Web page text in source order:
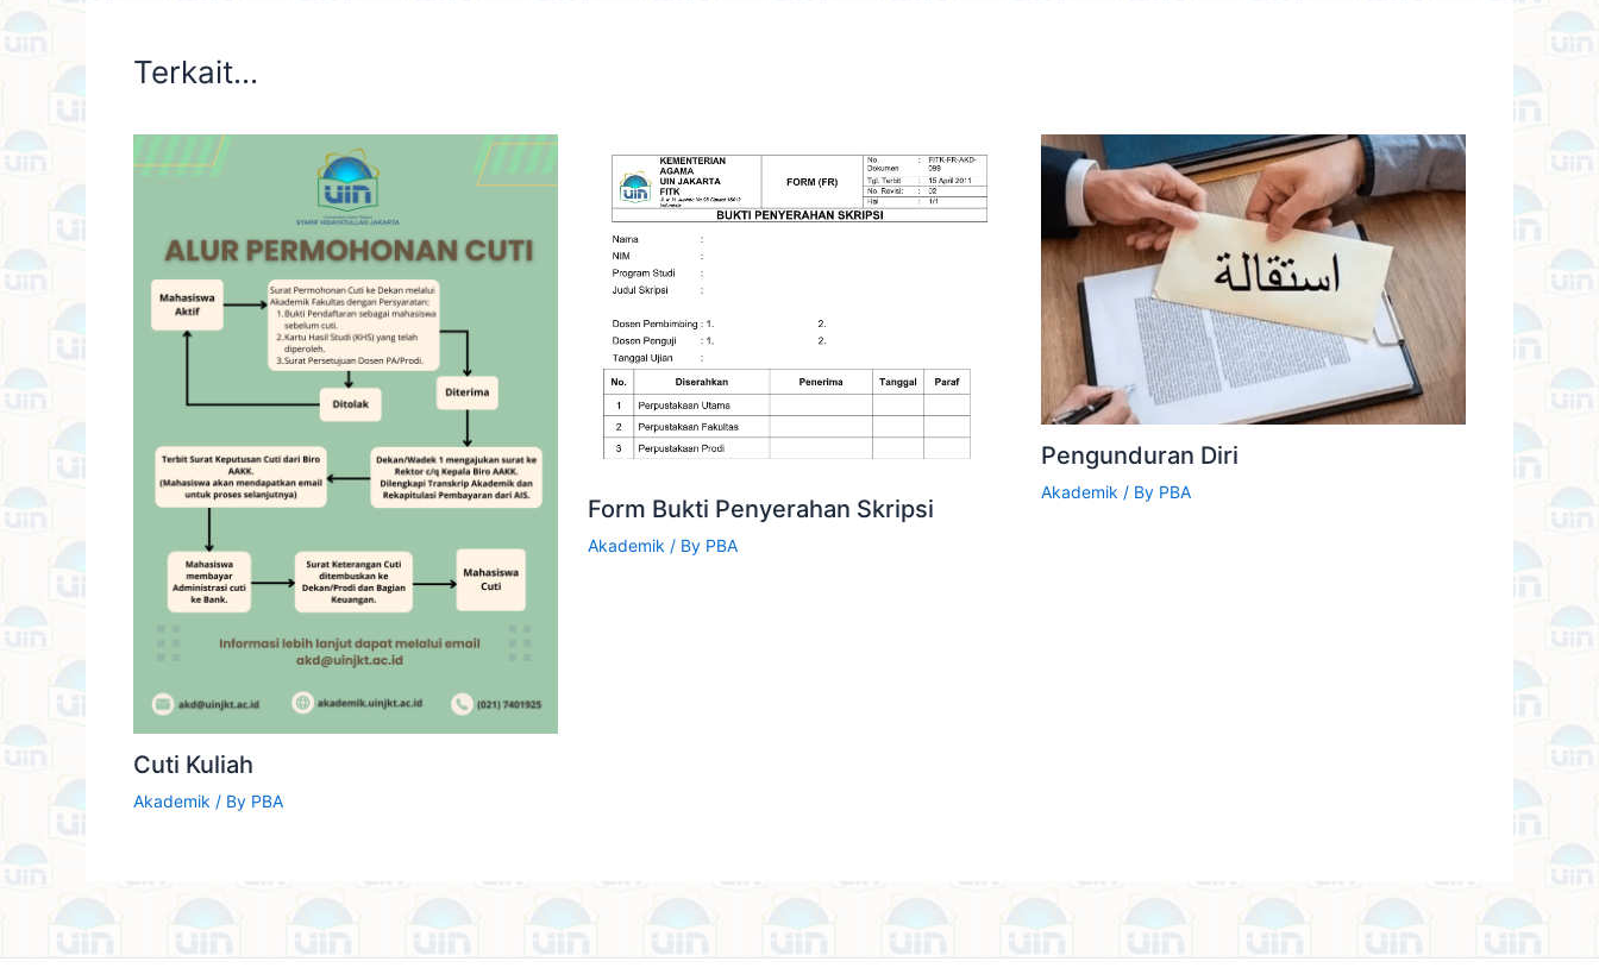
Terkait...
Cuti Kuliah
Akademik / By PBA
Form Bukti Penyerahan Skripsi
Akademik / By PBA
Pengunduran Diri
Akademik / By PBA